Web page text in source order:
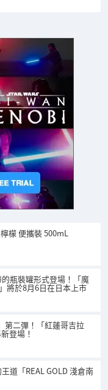
檬 便攜裝 500mL
瓶裝罐形式登場！「魔
將於8月6日在日本上市
第二彈！「紅蓮哥吉拉
登場！
道「REAL GOLD 淺倉南